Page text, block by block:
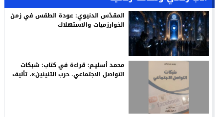
المقدّس الدنيوي: عودة الطقس في زمن
الخوارزميات والاستهلاك
محمد أسليـم: قراءة في كتاب: شبكات
التواصل الاجتماعي. حرب التنينين»، تأليف